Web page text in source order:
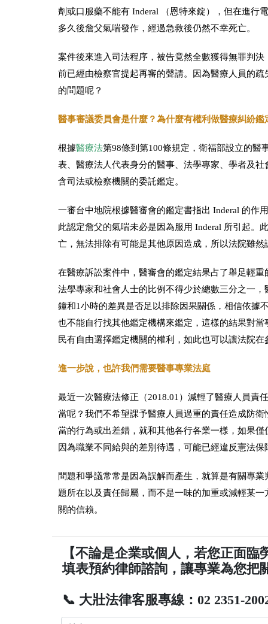
劑或口服藥不能有 Inderal （恩特來錠），但在進行
多久後詹父氣喘發作，經過急救後仍然不幸死亡。
案件後來進入司法程序，被告竟然全數獲得無罪判
前已經由檢察官提起再審的聲請。因為醫療人員的
的問題呢？
醫事審議委員會是什麼？為什麼有權利做醫療糾紛鑑
根據醫療法第98條到第100條規定，衛福部設立的醫
表、醫療法人代表身分的醫事、法學專家、學者及
含司法或檢察機關的委託鑑定。
一審台中地院根據醫審會的鑑定書指出 Inderal 的作
此認定詹父的氣喘未必是因為服用 Inderal 所引起。
亡，無法排除有可能是其他原因造成，所以法院雖
在醫療訴訟案件中，醫審會的鑑定結果占了舉足輕
法學專家和社會人士的比例不得少於總數三分之一
鐘和1小時的差異是否足以排除因果關係，相信依據
也不能自行找其他鑑定機構來鑑定，這樣的結果對
民有自由選擇鑑定機關的權利，如此也可以讓法院
進一步說，也許我們需要醫事專業法庭
最近一次醫療法修正（2018.01）減輕了醫療人員責
當呢？我們不希望課予醫療人員過重的責任造成防
當的行為或出差錯，就和其他各行各業一樣，如果
因為職業不同給與的差別待遇，可能已經違反憲法
問題和爭議常常是因為誤解而產生，就算是有關專
題所在以及責任歸屬，而不是一味的加重或減輕某
關的信賴。
【不論是企業或個人，若您正面
填表預約律師諮詢，讓專業為您把
📞 大壯法律客服專線：02 2351-